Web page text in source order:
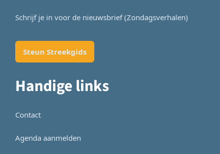
Schrijf je in voor de nieuwsbrief (Zondagsverhalen)
Steun Streekgids
Handige links
Contact
Agenda aanmelden